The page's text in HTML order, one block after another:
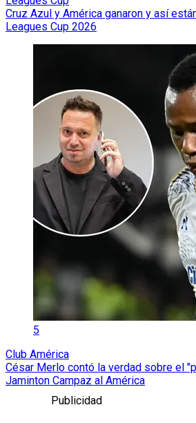
Cruz Azul y América ganaron y así
Leagues Cup 2026
5
Club América
César Merlo contó la verdad sobre el
Jaminton Campaz al América
Publicidad